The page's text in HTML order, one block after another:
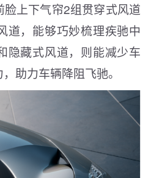
上下气帘2组贯穿式风道
道，能够巧妙梳理疾驰中
隐藏式风道，则能减少车
助力车辆降阻飞驰。